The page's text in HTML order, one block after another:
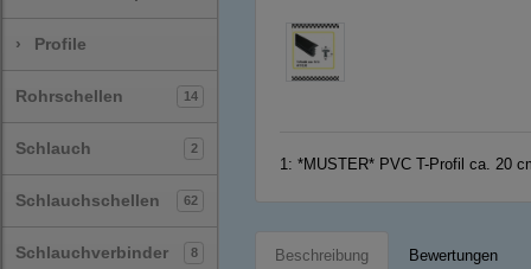
› Profile
Rohrschellen 14
Schlauch 2
Schlauchschellen 62
Schlauchverbinder 8
1: *MUSTER* PVC T-Profil ca. 20
Beschreibung Bewertungen